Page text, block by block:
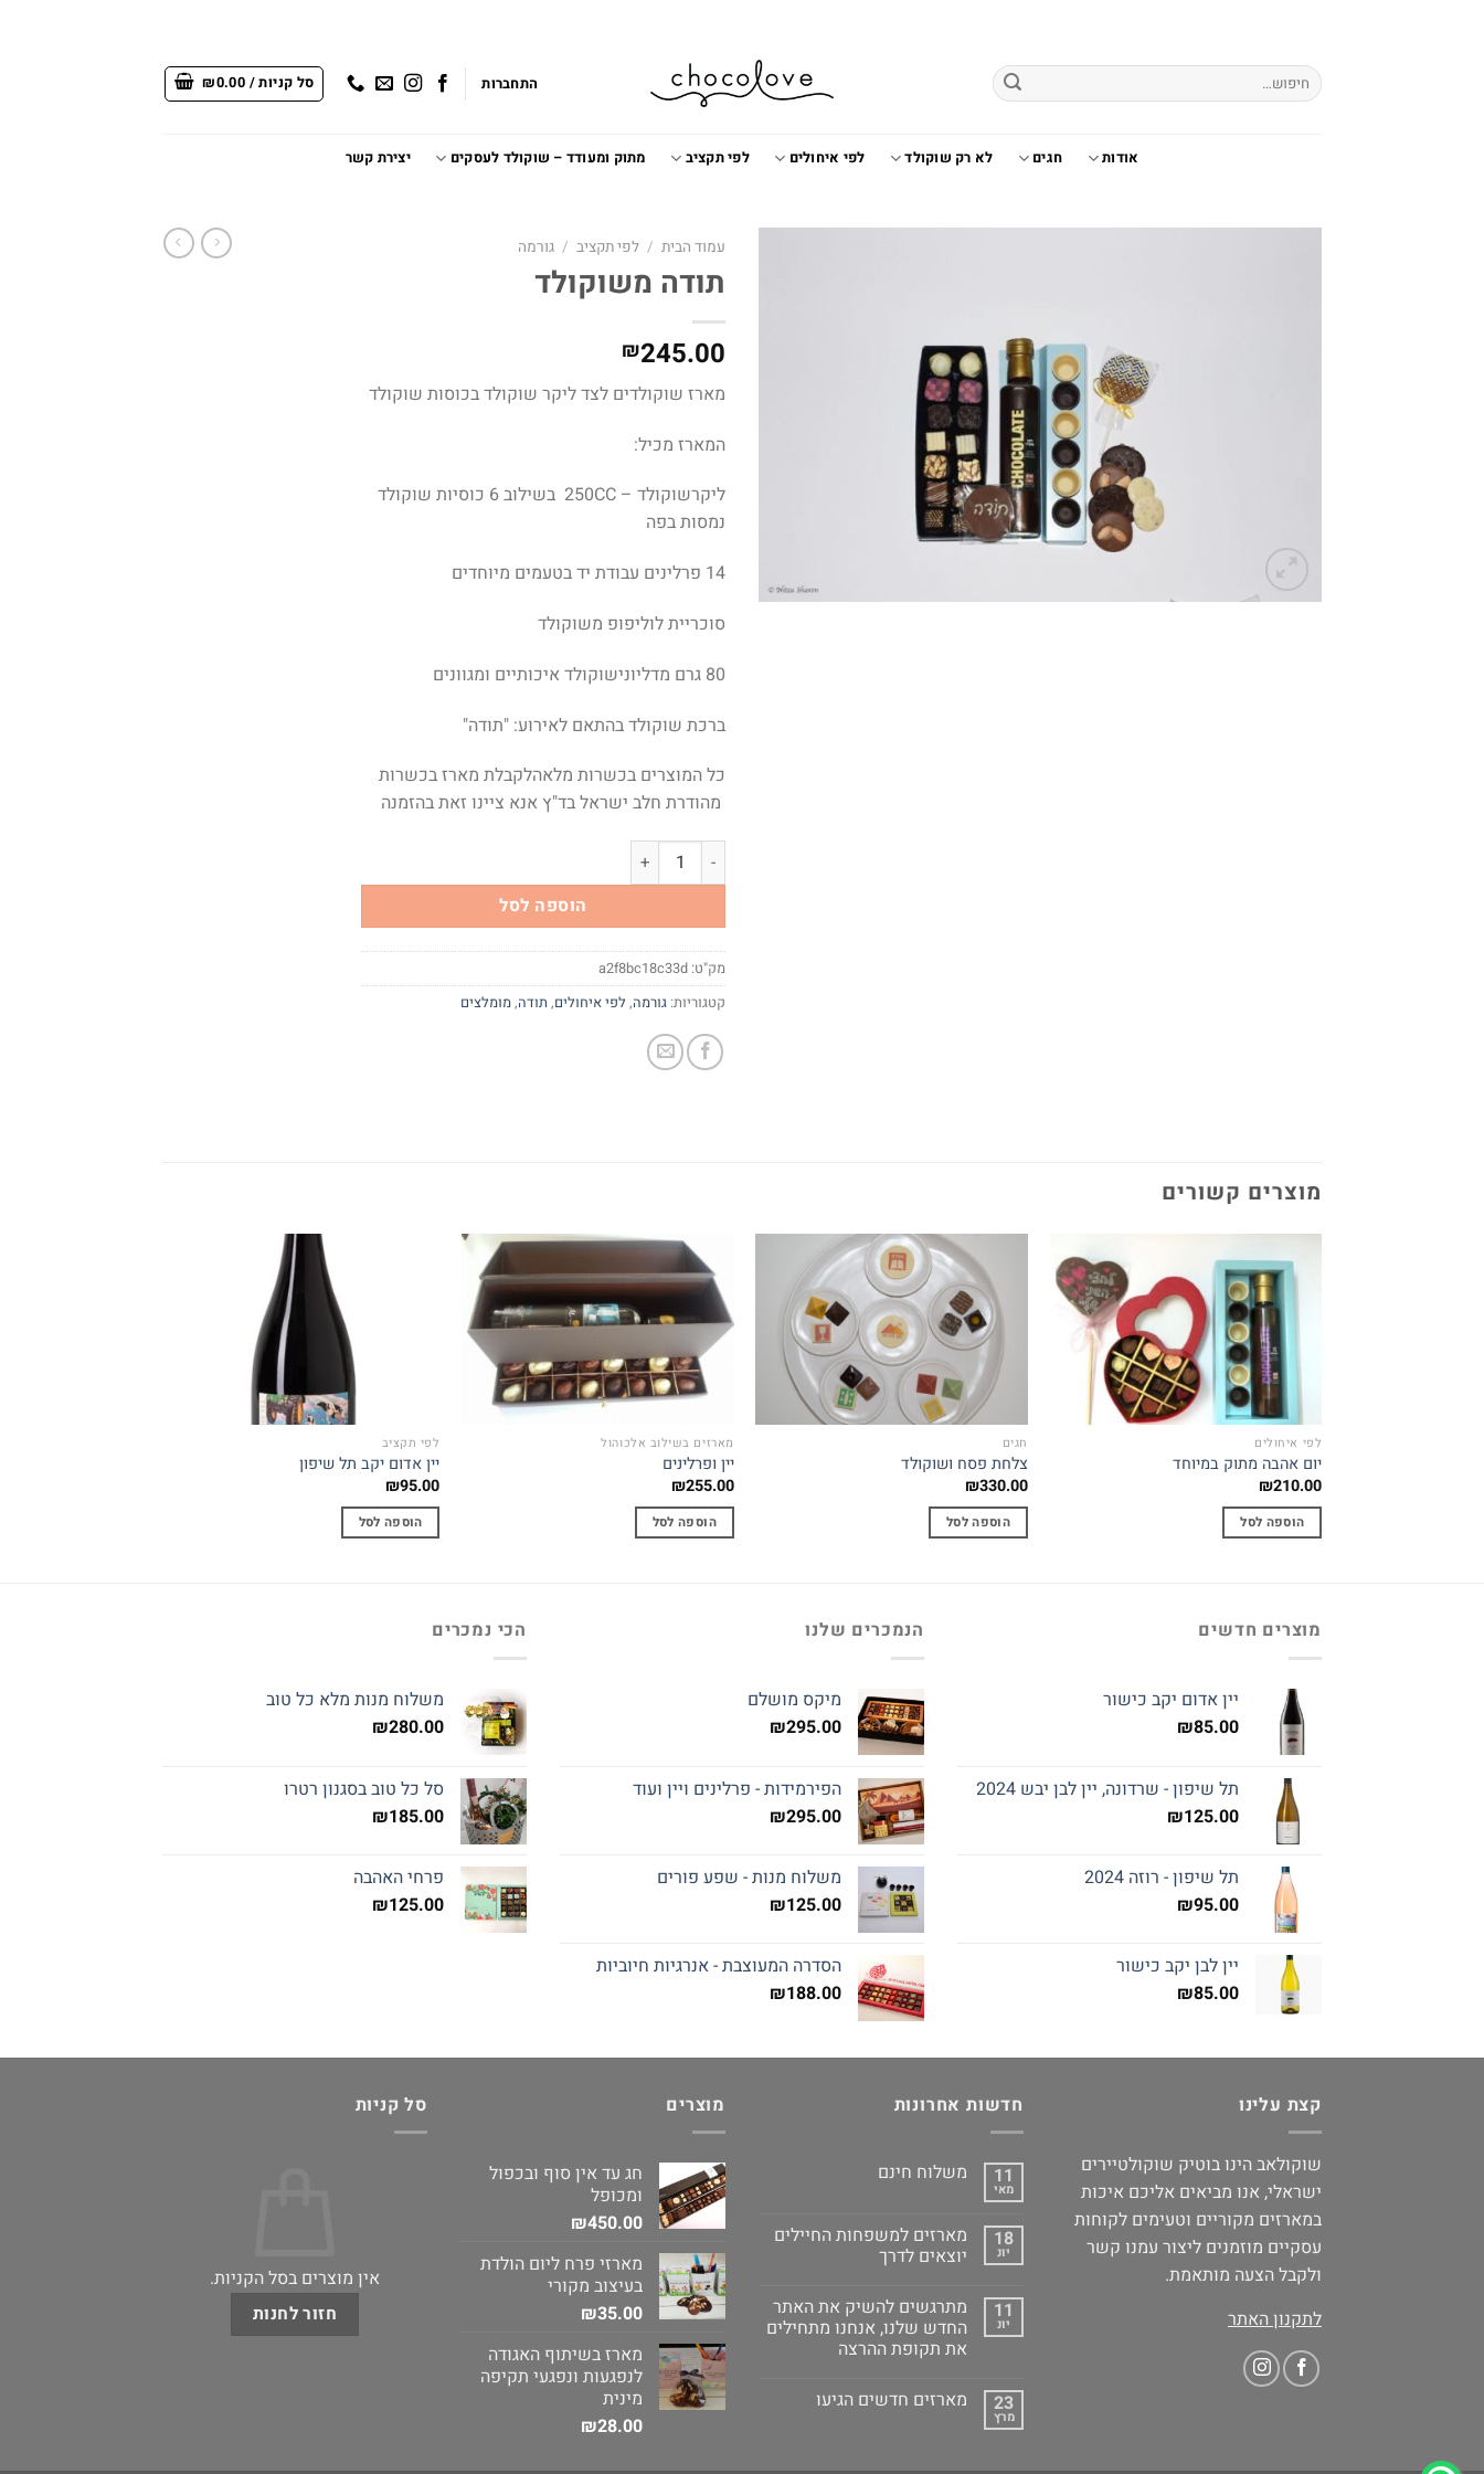
חיפוש
עבור:
התחברות סל קניות / ₪0.00
אודות חגים לא רק שוקולד לפי איחולים לפי תקציב מתוק ומעודד – שוקולד לעסקים יצירת קשר
עמוד הבית / לפי תקציב / גורמה
תודה משוקולד
₪245.00
מארז שוקולדים לצד ליקר שוקולד בכוסות שוקולד
המארז מכיל:
ליקרשוקולד – 250CC בשילוב 6 כוסיות שוקולד
נמסות בפה
14 פרלינים עבודת יד בטעמים מיוחדים
סוכריית לוליפופ משוקולד
80 גרם מדליונישוקולד איכותיים ומגוונים
ברכת שוקולד בהתאם לאירוע: "תודה"
כל המוצרים בכשרות מלאהלקבלת מארז בכשרות
מהודרת חלב ישראל בד"ץ אנא ציינו זאת בהזמנה
כמות של תודה משוקולד
הוספה לסל
מק"ט: a2f8bc18c33d
קטגוריות: גורמה, לפי איחולים, תודה,מומלצים
מוצרים קשורים
Add to
wishlist
לפי איחולים
יום אהבה מתוק במיוחד
₪210.00
הוספה לסל
wishlist
חגים
צלחת פסח ושוקולד
₪330.00
הוספה לסל
Add to
wishlist
מארזים בשילוב אלכוהול
יין ופרלינים
₪255.00
הוספה לסל
לפי תקציב
יין אדום יקב תל שיפון
₪95.00
הוספה לסל
מוצרים חדשים
יין אדום יקב כישור
₪85.00
תל שיפון - שרדונה, יין לבן יבש 2024
₪125.00
תל שיפון - רוזה 2024
₪95.00
יין לבן יקב כישור
₪85.00
הנמכרים שלנו
מיקס מושלם
₪295.00
הפירמידות - פרלינים ויין ועוד
₪295.00
משלוח מנות - שפע פורים
₪125.00
הסדרה המעוצבת - אנרגיות חיוביות
₪188.00
הכי נמכרים
משלוח מנות מלא כל טוב
₪280.00
סל כל טוב בסגנון רטרו
₪185.00
פרחי האהבה
₪125.00
קצת עלינו
שוקולאב הינו בוטיק שוקולטיירים
ישראלי, אנו מביאים אליכם איכות
במארזים מקוריים וטעימים לקוחות
עסקיים מוזמנים ליצור עמנו קשר
ולקבל הצעה מותאמת.
לתקנון האתר
חדשות אחרונות
11
מאי
משלוח חינם
18
יונ
מארזים למשפחות החיילים
יוצאים לדרך
11
יונ
מתרגשים להשיק את האתר
החדש שלנו, אנחנו מתחילים
את תקופת ההרצה
23
מרץ
מארזים חדשים הגיעו
מוצרים
חג עד אין סוף ובכפול
ומכופל
₪450.00
מארזי פרח ליום הולדת
בעיצוב מקורי
₪35.00
מארז בשיתוף האגודה
לנפגעות ונפגעי תקיפה
מינית
₪28.00
סל קניות
אין מוצרים בסל הקניות.
חזור לחנות